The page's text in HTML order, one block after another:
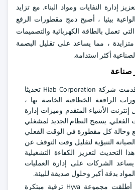
إدارة النفايات ومواد البناء. مع تزايد
بيئيا ، أصبح دمج مقطورات الرفع
تعمل بالطاقة الكهربائية والتصميمات
متزايدة ، مما يساعد على تقليل البصمة
أكثر استدامة.
في أبريل 2025 ، قدمت شركة Hiab Corporation تحديثا
الرافعة الخطافية الخاصة بها ،
الأشياء المتقدم وميزات إدارة
يسمح النظام الجديد لمشغلي
وحالة كل مقطورة في الوقت الفعلي
التنبؤية لتقليل وقت التوقف عن
التحديث لتعزيز الكفاءة التشغيلية
الشركات على إدارة العمليات
بدقة أكبر وحلول صديقة للبيئة.
في فبراير 2025 ، أطلقت مجموعة Hyva ترقية مبتكرة